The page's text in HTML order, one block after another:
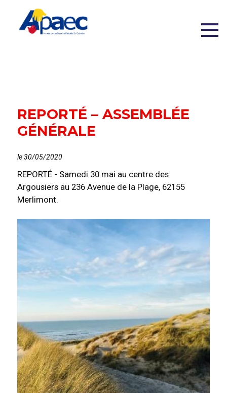
REPORTÉ – ASSEMBLÉE
GÉNÉRALE
le 30/05/2020
REPORTÉ - Samedi 30 mai au centre des
Argousiers au 236 Avenue de la Plage, 62155
Merlimont.